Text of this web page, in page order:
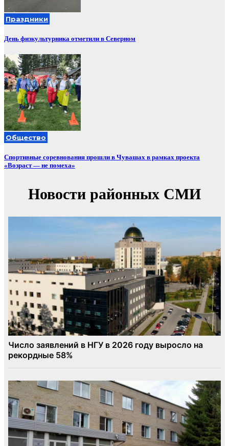
Праздники
День физкультурника отметили в Северном
Общество
Спортивные соревнования прошли в Чувашах в рамках проекта
«Возраст — не помеха»